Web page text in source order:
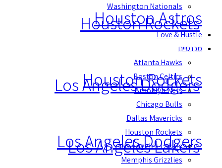
Houston Rockets
Los Angeles Dodgers
Los Angeles Lakers
Houston Astros
Houston Rockets
Los Angeles Dodgers
Washington Nationals
Love & Hustle
מכנסיים
Atlanta Hawks
Boston Celtics
Brooklyn Nets
Chicago Bulls
Dallas Mavericks
Houston Rockets
Los Angeles Lakers
Memphis Grizzlies